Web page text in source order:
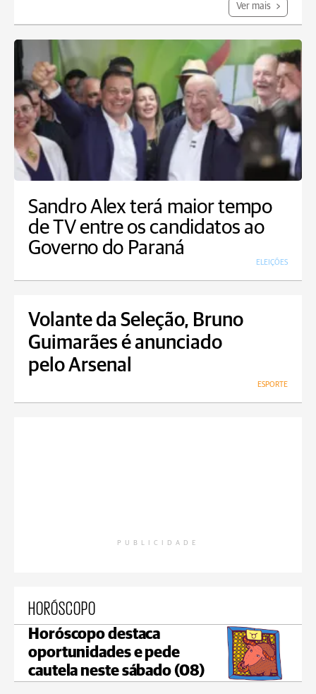
Ver mais
Sandro Alex terá maior tempo
de TV entre os candidatos ao
Governo do Paraná
ELEIÇÕES
Volante da Seleção, Bruno
Guimarães é anunciado
pelo Arsenal
ESPORTE
PUBLICIDADE
HORÓSCOPO
Horóscopo destaca
oportunidades e pede
cautela neste sábado (08)